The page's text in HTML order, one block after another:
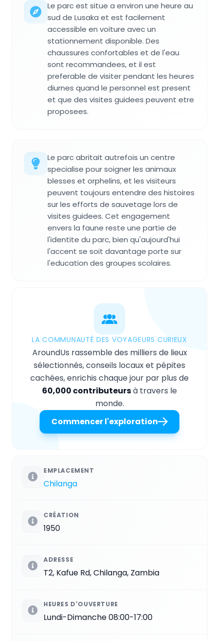
Le parc est situe a environ une heure au
sud de Lusaka et est facilement
accessible en voiture avec un
stationnement disponible. Des
chaussures confortables et de l'eau
sont recommandees, et il est
preferable de visiter pendant les heures
diurnes quand le personnel est present
et que des visites guidees peuvent etre
proposees.
Le parc abritait autrefois un centre
specialise pour soigner les animaux
blesses et orphelins, et les visiteurs
peuvent toujours entendre des histoires
sur les efforts de sauvetage lors de
visites guidees. Cet engagement
envers la faune reste une partie de
l'identite du parc, bien qu'aujourd'hui
l'accent se soit davantage porte sur
l'education des groupes scolaires.
LA COMMUNAUTÉ DES VOYAGEURS CURIEUX
AroundUs rassemble des milliers de lieux
sélectionnés, conseils locaux et pépites
cachées, enrichis chaque jour par plus de
60,000 contributeursà travers le
monde.
Commencer l'exploration
EMPLACEMENT
Chilanga
CRÉATION
1950
ADRESSE
T2, Kafue Rd, Chilanga, Zambia
HEURES D'OUVERTURE
Lundi-Dimanche 08:00-17:00